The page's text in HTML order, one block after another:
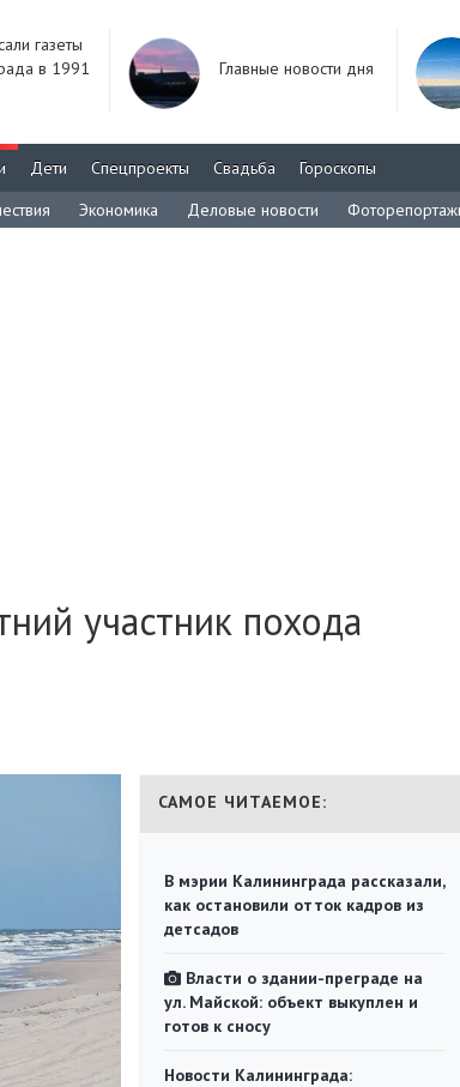
газеты
в 1991
Главные новости дня
Дети Спецпроекты Свадьба
Гороскопы
Экономика Деловые новости
участник похода
САМОЕ ЧИТАЕМОЕ:
В мэрии Калининграда рассказали,
как остановили отток кадров из
детсадов
Власти о здании-преграде на
ул. Майской: объект выкуплен и
готов к сносу
Новости Калининграда: